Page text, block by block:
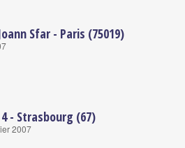
Sfar - Paris (75019)
- Strasbourg (67)
2007